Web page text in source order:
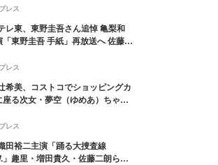
発表
レス
レ東、東野圭吾さん追悼 亀梨和
「東野圭吾 手紙」再放送へ 佐藤隆
レス
希美、コストコでショッピングカ
座る次女・夢空（ゆめあ）ちゃん
長を感じる」の声
レス
田裕二主演「踊る大捜査線
」趣里・増田貴久・佐藤二朗ら新